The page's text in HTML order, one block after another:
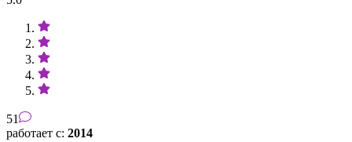
51
работает с: 2014